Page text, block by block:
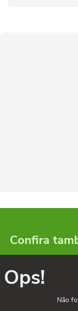
Confira
Ops!
Não